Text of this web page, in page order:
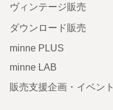
ヴィンテージ販売
ダウンロード販売
minne PLUS
minne LAB
販売支援企画・イベント